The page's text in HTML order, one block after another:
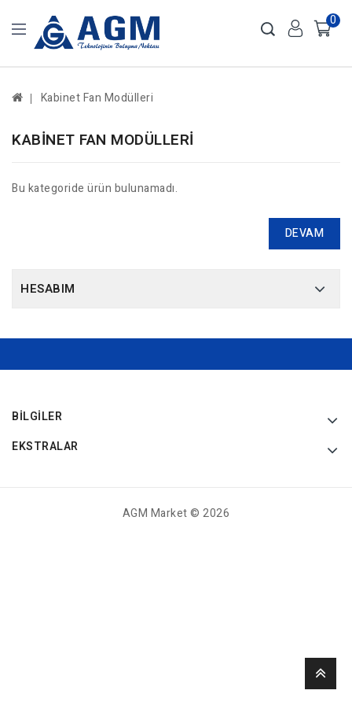
0
Kabinet Fan Modülleri
KABINET FAN MODÜLLERI
Bu kategoride ürün bulunamadı.
DEVAM
HESABIM
BILGILER
EKSTRALAR
AGM Market © 2026